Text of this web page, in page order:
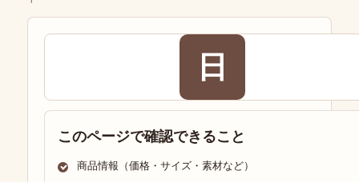
日
このページで確認できること
商品情報（価格・サイズ・素材など）